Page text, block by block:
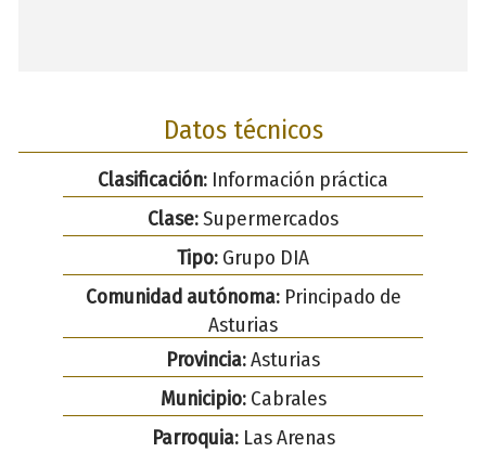
Datos técnicos
Clasificación: Información práctica
Clase:Supermercados
Tipo: Grupo DIA
Comunidad autónoma:Principado de
Asturias
Provincia:Asturias
Municipio:Cabrales
Parroquia:Las Arenas